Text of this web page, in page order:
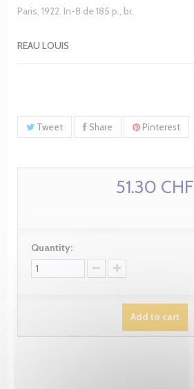
Paris, 1922. In-8 de 185 p., br.
REAU LOUIS
Tweet Share Pinterest
51.30 CHF
Quantity:
Add to cart